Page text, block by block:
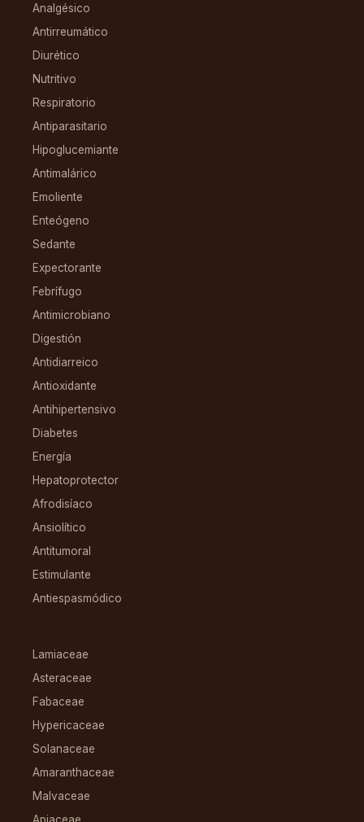
Analgésico
Antirreumático
Diurético
Nutritivo
Respiratorio
Antiparasitario
Hipoglucemiante
Antimalárico
Emoliente
Enteógeno
Sedante
Expectorante
Febrífugo
Antimicrobiano
Digestión
Antidiarreico
Antioxidante
Antihipertensivo
Diabetes
Energía
Hepatoprotector
Afrodisíaco
Ansiolítico
Antitumoral
Estimulante
Antiespasmódico
Lamiaceae
Asteraceae
Fabaceae
Hypericaceae
Solanaceae
Amaranthaceae
Malvaceae
Apiaceae